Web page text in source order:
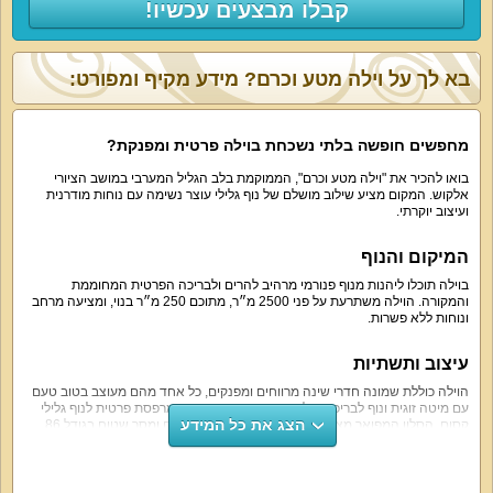
קבלו מבצעים עכשיו!
בא לך על וילה מטע וכרם? מידע מקיף ומפורט:
מחפשים חופשה בלתי נשכחת בוילה פרטית ומפנקת?
בואו להכיר את "וילה מטע וכרם", הממוקמת בלב הגליל המערבי במושב הציורי
אלקוש. המקום מציע שילוב מושלם של נוף גלילי עוצר נשימה עם נוחות מודרנית
ועיצוב יוקרתי.
המיקום והנוף
בוילה תוכלו ליהנות מנוף פנורמי מרהיב להרים ולבריכה הפרטית המחוממת
והמקורה. הוילה משתרעת על פני 2500 מ״ר, מתוכם 250 מ״ר בנוי, ומציעה מרחב
ונוחות ללא פשרות.
עיצוב ותשתיות
הוילה כוללת שמונה חדרי שינה מרווחים ומפנקים, כל אחד מהם מעוצב בטוב טעם
עם מיטה זוגית ונוף לבריכה. חלק מהחדרים מציעים גם מרפסת פרטית לנוף גלילי
קסום. הסלון המפואר מצוייד במערכת ישיבה ל-20 אנשים ומסך שטוח בגודל 86
אינץ', מושלם למפגשים חברתיים.
הצג את כל המידע